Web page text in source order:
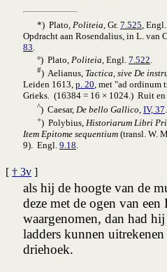
*) Plato, Politeia , Gr. 7.525 , Engl.
Opdracht aan Rosendalius, in L. van
83
°) Plato, Politeia , Engl. 7.522
#) Aelianus, Tactica, sive De
Leiden 1613, p. 20, met "ad ordinum
Grieks. (16384 = 16 × 1024.) Ruit
^) Caesar, De bello Gallico IV, 37
+) Polybius, Historiarum Libri
Item Epitome sequentium (transl. W.
9). Engl. 9.18.
[ † 3v ]
als hij de hoogte van de
deze met de ogen van een
waargenomen, dan had
ladders kunnen
driehoek.